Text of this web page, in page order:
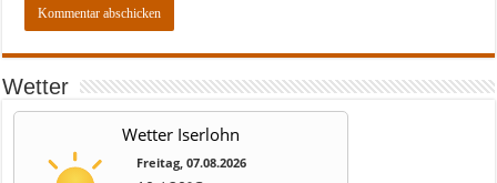
Wetter
Wetter Iserlohn
Freitag, 07.08.2026